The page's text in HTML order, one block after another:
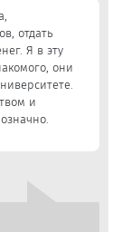
отдать
Я в эту
они
и